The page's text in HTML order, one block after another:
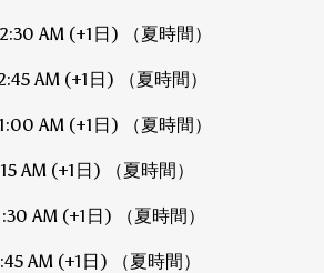
AM (+1日)
（夏時間）
AM (+1日)
（夏時間）
1:00 AM (+1日)
（夏時間）
AM (+1日)
（夏時間）
AM (+1日)
（夏時間）
AM (+1日)
（夏時間）